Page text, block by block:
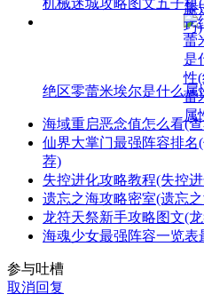
绝区零蕾米埃尔是什么
海域重启恶念值怎么看(
仙界大掌门最强阵容排
荐)
失控进化攻略教程(失控
遗忘之海攻略密室(遗忘
龙符天祭新手攻略图文(
海魂少女最强阵容一览
参与吐槽
取消回复